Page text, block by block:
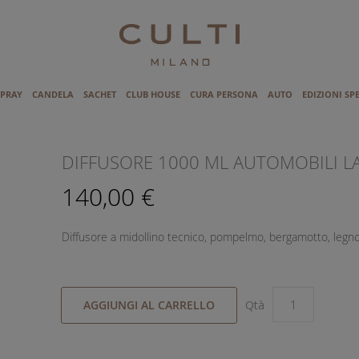
CANDELA SACHET CLUB HOUSE CURA PERSONA AUTO EDIZIONI
DIFFUSORE 1000 ML AUTOMOBILI
140,00 €
Diffusore a midollino tecnico, pompelmo, bergamotto,
AGGIUNGI AL CARRELLO Qtà